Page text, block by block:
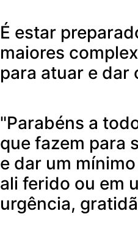
É estar
maiores
para atuar e dar
"Parabéns a
que fazem para
e dar um
ali ferido ou em
urgência,